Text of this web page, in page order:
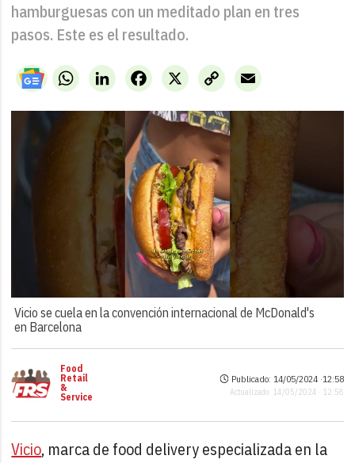
hamburguesas con un meditado plan en tres
pasos. Este es el resultado.
WhatsAppLinkedIn X
Facebook
Copy
Link
Email
Vicio se cuela en la convención internacional de McDonald's
en Barcelona
Food
Retail
&
Service
Publicado: 14/05/2024 ·12:58
Actualizado: 14/05/2024 · 12:58
Vicio, marca de food delivery especializada en la